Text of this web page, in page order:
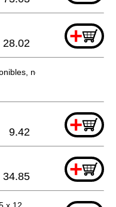
+
28.02
non commandable
+
9.42
+
34.85
x 12